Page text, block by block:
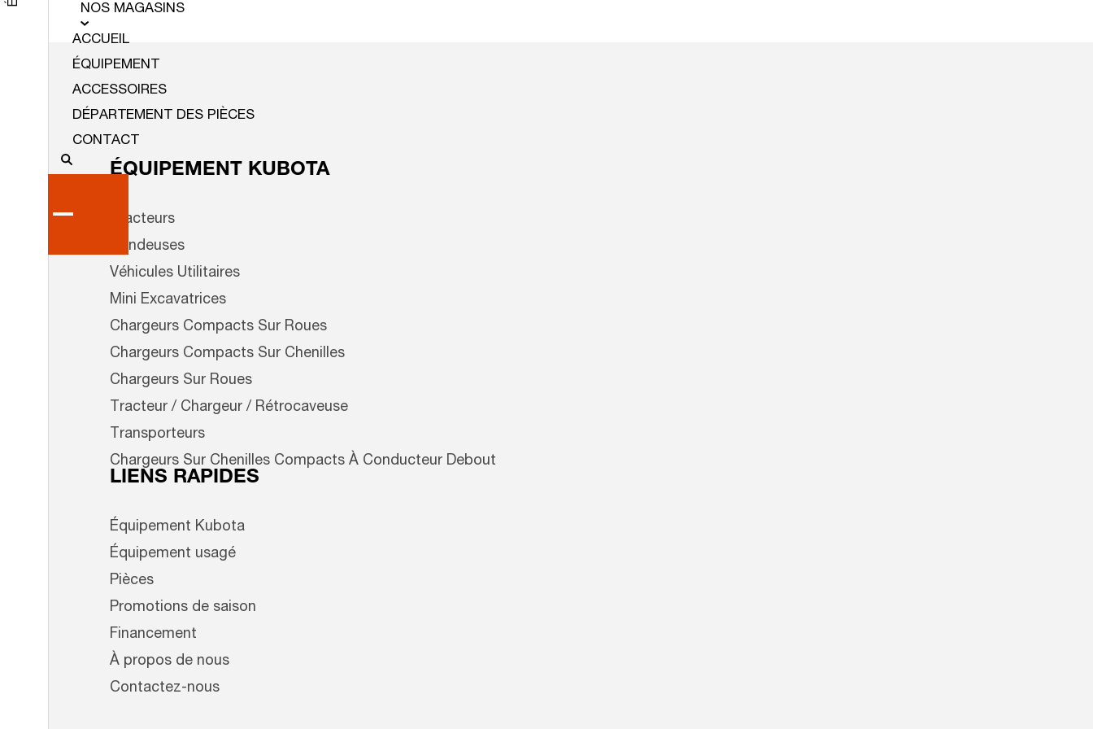
NOS MAGASINS
ACCUEIL
ÉQUIPEMENT
ACCESSOIRES
DÉPARTEMENT DES PIÈCES
CONTACT
ÉQUIPEMENT KUBOTA
Tracteurs
Tondeuses
Véhicules Utilitaires
Mini Excavatrices
Chargeurs Compacts Sur Roues
Chargeurs Compacts Sur Chenilles
Chargeurs Sur Roues
Tracteur / Chargeur / Rétrocaveuse
Transporteurs
Chargeurs Sur Chenilles Compacts À Conducteur Debout
LIENS RAPIDES
Équipement Kubota
Équipement usagé
Pièces
Promotions de saison
Financement
À propos de nous
Contactez-nous